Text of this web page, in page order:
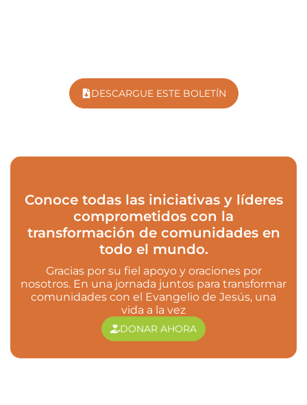
DESCARGUE ESTE BOLETÍN
Conoce todas las iniciativas y líderes
comprometidos con la
transformación de comunidades en
todo el mundo.
Gracias por su fiel apoyo y oraciones por
nosotros. En una jornada juntos para transformar
comunidades con el Evangelio de Jesús, una
vida a la vez
DONAR AHORA